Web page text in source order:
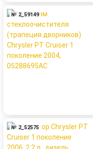
№ 2_59149
№ 2_52575